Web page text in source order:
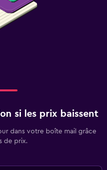
si les prix baissent
dans votre boîte mail grâce
de prix.